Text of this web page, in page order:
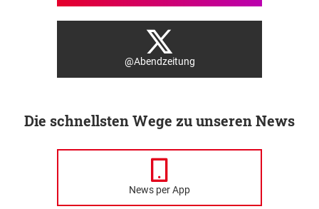
@Abendzeitung
Die schnellsten Wege zu unseren News
News per App